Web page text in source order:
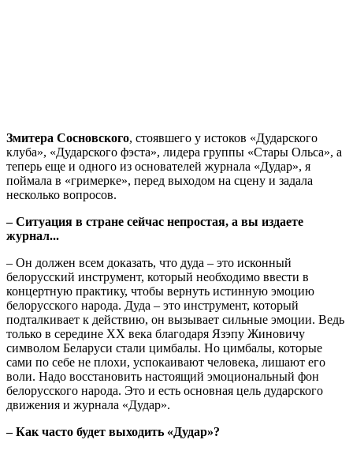
Змитера Сосновского, стоявшего у истоков «Дударского
клуба», «Дударского фэста», лидера группы «Стары Ольса», а
теперь еще и одного из основателей журнала «Дудар», я
поймала в «гримерке», перед выходом на сцену и задала
несколько вопросов.
– Ситуация в стране сейчас непростая, а вы издаете
журнал...
– Он должен всем доказать, что дуда – это исконный
белорусский инструмент, который необходимо ввести в
концертную практику, чтобы вернуть истинную эмоцию
белорусского народа. Дуда – это инструмент, который
подталкивает к действию, он вызывает сильные эмоции. Ведь
только в середине XX века благодаря Язэпу Жиновичу
символом Беларуси стали цимбалы. Но цимбалы, которые
сами по себе не плохи, успокаивают человека, лишают его
воли. Надо восстановить настоящий эмоциональный фон
белорусского народа. Это и есть основная цель дударского
движения и журнала «Дудар».
– Как часто будет выходить «Дудар»?